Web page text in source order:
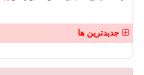
جدیدترین ها